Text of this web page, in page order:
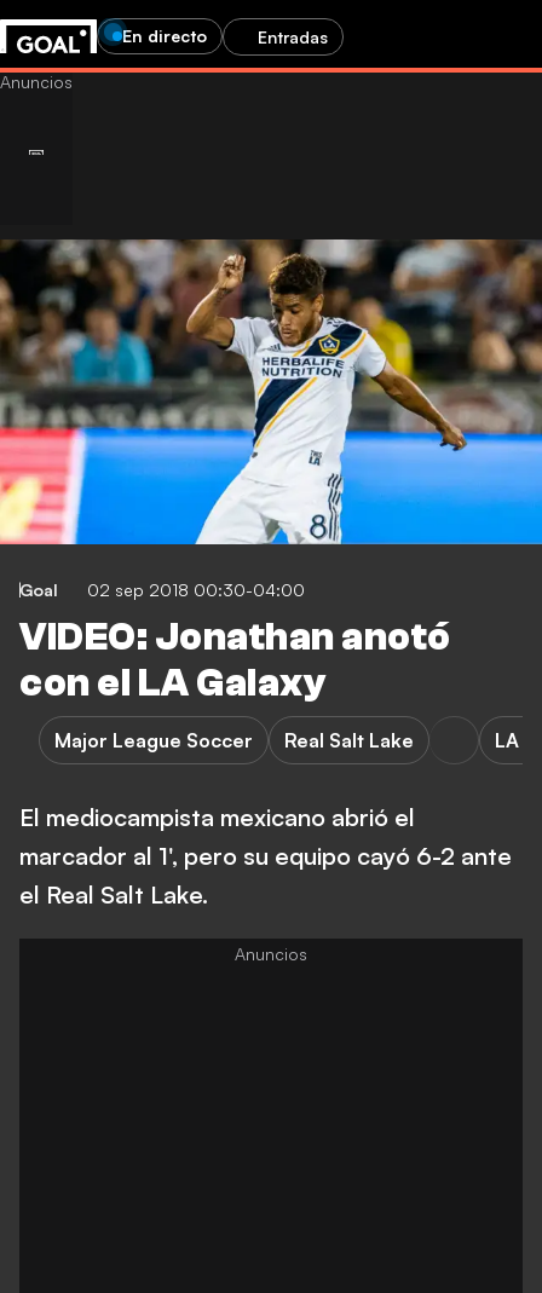
En directo Entradas
Goal 02 sep 2018 00:30-04:00
VIDEO: Jonathan anotó
con el LA Galaxy
Major League Soccer Real Salt Lake LA
El mediocampista mexicano abrió el
marcador al 1', pero su equipo cayó 6-2 ante
el Real Salt Lake.